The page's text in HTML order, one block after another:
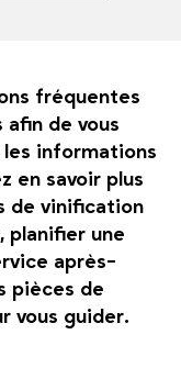
fréquentes
de vous
informations
en savoir plus
de vinification
planifier une
après-
pièces de
vous guider.